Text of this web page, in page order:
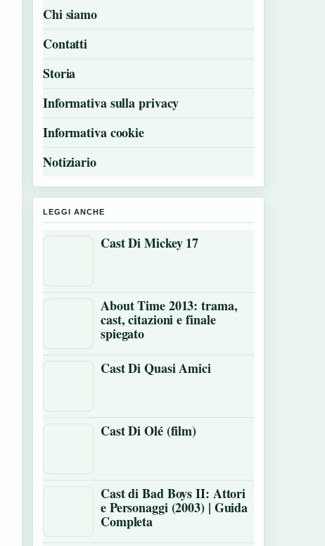
Chi siamo
Contatti
Storia
Informativa sulla privacy
Informativa cookie
Notiziario
LEGGI ANCHE
Cast Di Mickey 17
About Time 2013: trama,
cast, citazioni e finale
spiegato
Cast Di Quasi Amici
Cast Di Olé (film)
Cast di Bad Boys II: Attori
e Personaggi (2003) | Guida
Completa